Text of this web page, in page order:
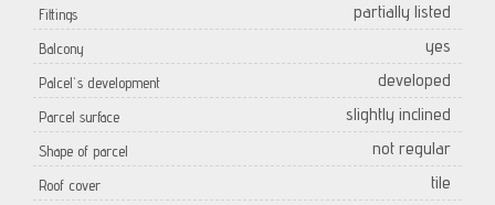
Fittings partially listed
Balcony yes
Palcel`s development developed
Parcel surface slightly inclined
Shape of parcel not regular
Roof cover tile